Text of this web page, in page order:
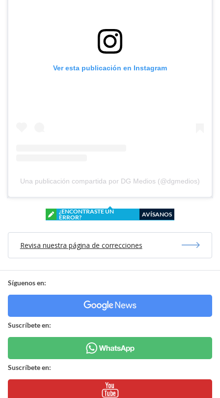
Ver esta publicación en Instagram
Una publicación compartida por DG Medios (@dgmedios)
¿ENCONTRASTE UN
ERROR?
AVÍSANOS
Revisa nuestra página de correcciones
Síguenos en:
Suscríbete en:
Suscríbete en: